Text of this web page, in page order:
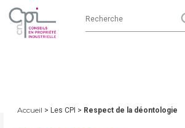
Accueil > Les CPI > Respect de la déontologie